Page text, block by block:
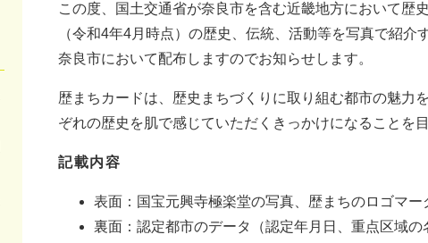
この度、国土交通省が奈良市を含む近畿地方において歴
（令和4年4月時点）の歴史、伝統、活動等を写真で紹
奈良市において配布しますのでお知らせします。
歴まちカードは、歴史まちづくりに取り組む都市の魅力
ぞれの歴史を肌で感じていただくきっかけになることを
記載内容
表面：国宝元興寺極楽堂の写真、歴まちのロゴマー
裏面：認定都市のデータ（認定年月日、重点区域